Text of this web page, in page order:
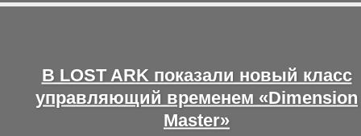
В LOST ARK показали новый класс
управляющий временем «Dimension
Master»